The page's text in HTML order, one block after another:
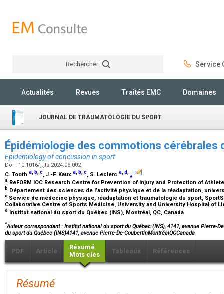
Rechercher Service
Actualités Revues Traités EMC Domaines
JOURNAL DE TRAUMATOLOGIE DU SPORT
Épidémiologie des commotions cérébrales
Epidemiology of concussion in sport
Doi : 10.1016/j.jts.2024.06.002
C. Tooth a, b,c, J.-F. Kaux a, b,c, S. Leclerc a,d,⁎
a ReFORM IOC Research Centre for Prevention of Injury and Protection of
b Département des sciences de l’activité physique et de la réadaptation,
c Service de médecine physique, réadaptation et traumatologie du sport, SportS
Collaborative Centre of Sports Medicine, University and University Hospital of
d Institut national du sport du Québec (INS), Montréal, QC, Canada
*Auteur correspondant : Institut national du sport du Québec (INS), 4141, avenue Pierre-
du sport du Québec (INS)4141, avenue Pierre-De-CoubertinMontréalQCCanada
PDF Article
Résumé
Mots clés
Tableaux Références
Résumé